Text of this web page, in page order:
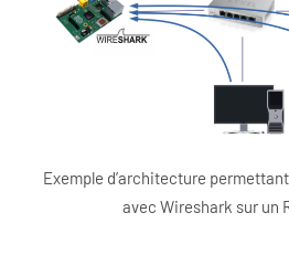
Exemple d’architecture
avec Wireshark sur un